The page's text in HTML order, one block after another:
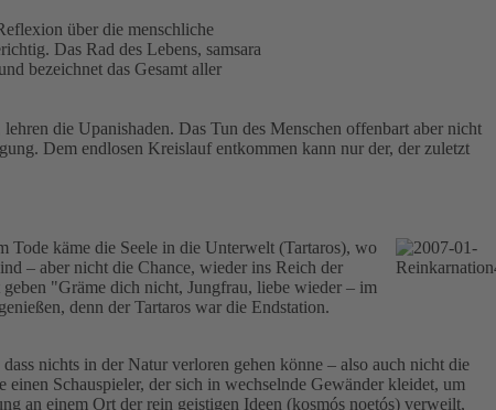
über die menschliche
Das Rad des Lebens, samsara
bezeichnet das Gesamt aller
die Upanishaden. Das Tun des Menschen offenbart aber nicht
Dem endlosen Kreislauf entkommen kann nur der, der zuletzt
Tode käme die Seele in die Unterwelt (Tartaros), wo
– aber nicht die Chance, wieder ins Reich der
"Gräme dich nicht, Jungfrau, liebe wieder – im
denn der Tartaros war die Endstation.
nichts in der Natur verloren gehen könne – also auch nicht die
Schauspieler, der sich in wechselnde Gewänder kleidet, um
an einem Ort der rein geistigen Ideen (kosmós noetós) verweilt,